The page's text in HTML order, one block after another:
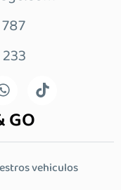
GO
vehiculos